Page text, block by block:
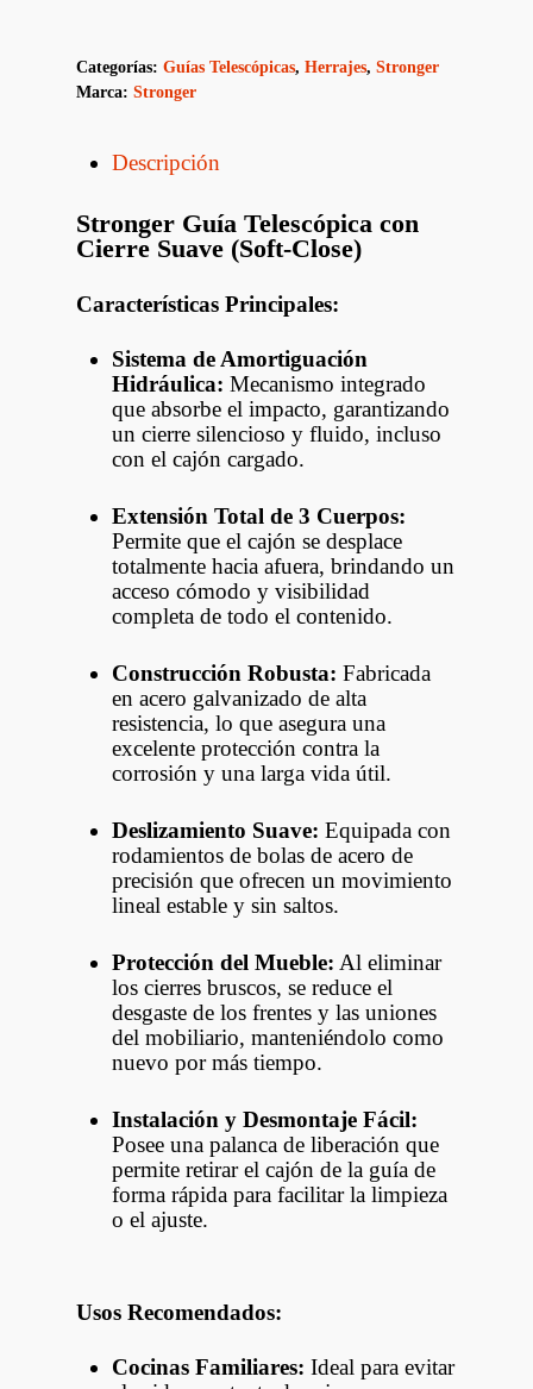
Categorías: Guías Telescópicas, Herrajes, Stronger
Marca: Stronger
Descripción
Stronger Guía Telescópica con
Cierre Suave (Soft-Close)
Características Principales:
Sistema de Amortiguación
Hidráulica: Mecanismo integrado
que absorbe el impacto, garantizando
un cierre silencioso y fluido, incluso
con el cajón cargado.
Extensión Total de 3 Cuerpos:
Permite que el cajón se desplace
totalmente hacia afuera, brindando un
acceso cómodo y visibilidad
completa de todo el contenido.
Construcción Robusta: Fabricada
en acero galvanizado de alta
resistencia, lo que asegura una
excelente protección contra la
corrosión y una larga vida útil.
Deslizamiento Suave: Equipada con
rodamientos de bolas de acero de
precisión que ofrecen un movimiento
lineal estable y sin saltos.
Protección del Mueble: Al eliminar
los cierres bruscos, se reduce el
desgaste de los frentes y las uniones
del mobiliario, manteniéndolo como
nuevo por más tiempo.
Instalación y Desmontaje Fácil:
Posee una palanca de liberación que
permite retirar el cajón de la guía de
forma rápida para facilitar la limpieza
o el ajuste.
Usos Recomendados:
Cocinas Familiares: Ideal para evitar